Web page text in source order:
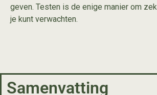
geven. Testen is de enige manier om
je kunt verwachten.
Samenvatting